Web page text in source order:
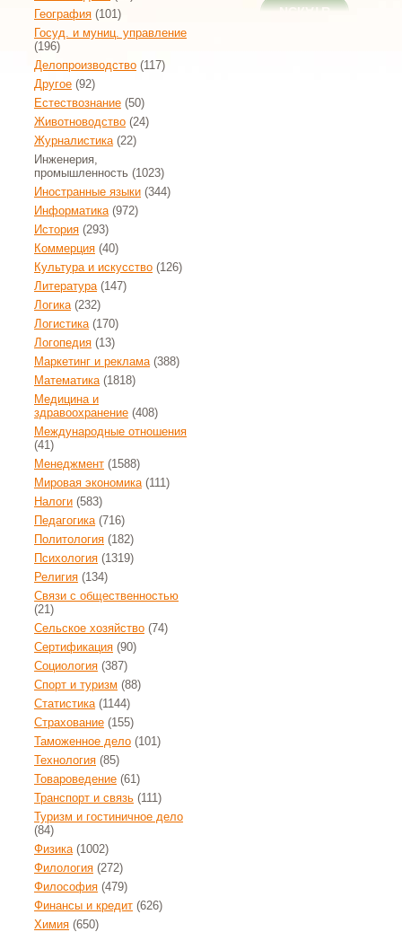
География (101)
Госуд. и муниц. управление
(196)
Делопроизводство (117)
Другое (92)
Естествознание (50)
Животноводство (24)
Журналистика(22)
Инженерия,
промышленность (1023)
Иностранные языки (344)
Информатика(972)
История (293)
Коммерция (40)
Культура и искусство (126)
Литература(147)
Логика(232)
Логистика(170)
Логопедия (13)
Маркетинг и реклама(388)
Математика(1818)
Медицина и
здравоохранение (408)
Международные отношения
(41)
Менеджмент (1588)
Мировая экономика(111)
Налоги (583)
Педагогика(716)
Политология (182)
Психология (1319)
Религия (134)
Связи с общественностью
(21)
Сельское хозяйство (74)
Сертификация (90)
Социология (387)
Спорт и туризм (88)
Статистика(1144)
Страхование (155)
Таможенное дело (101)
Технология (85)
Товароведение (61)
Транспорт и связь (111)
Туризм и гостиничное дело
(84)
Физика(1002)
Филология (272)
Философия (479)
Финансы и кредит (626)
Химия (650)